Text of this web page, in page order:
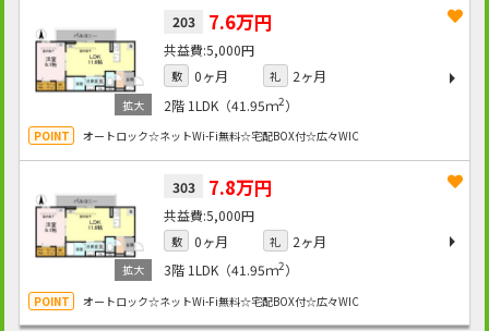
203 7.6万円
5,000円
敷 0ヶ月 礼
2ヶ月
2階 1LDK（41.95ｍ2）
オートロック☆ネットWi-Fi無料☆宅配BOX付☆広々WIC
303 7.8万円
5,000円
敷 0ヶ月 礼
2ヶ月
3階 1LDK（41.95ｍ2）
オートロック☆ネットWi-Fi無料☆宅配BOX付☆広々WIC